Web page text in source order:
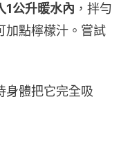
1公升暖水內 ，拌勻
加點檸檬汁。嘗試
身體把它完全吸